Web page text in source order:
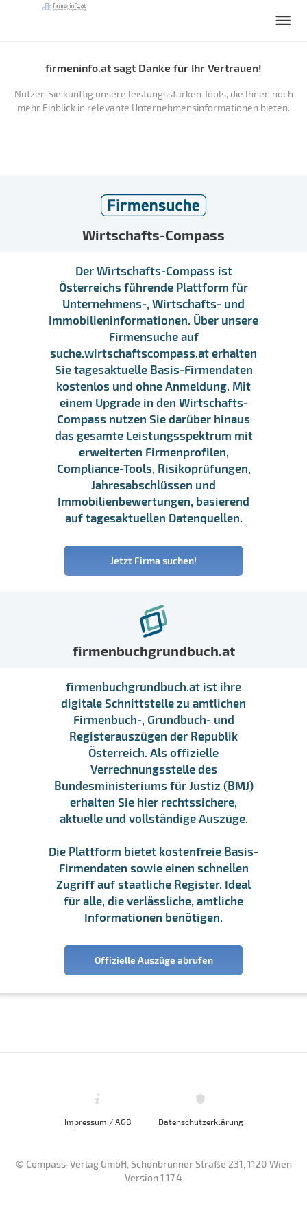
firmeninfo.at sagt Danke für Ihr Vertrauen!
Nutzen Sie künftig unsere leistungsstarken Tools, die Ihnen noch
mehr Einblick in relevante Unternehmensinformationen bieten.
Wirtschafts-Compass
Der Wirtschafts-Compass ist
Österreichs führende Plattform für
Unternehmens-, Wirtschafts- und
Immobilieninformationen. Über unsere
Firmensuche auf
suche.wirtschaftscompass.at erhalten
Sie tagesaktuelle Basis-Firmendaten
kostenlos und ohne Anmeldung. Mit
einem Upgrade in den Wirtschafts-
Compass nutzen Sie darüber hinaus
das gesamte Leistungsspektrum mit
erweiterten Firmenprofilen,
Compliance-Tools, Risikoprüfungen,
Jahresabschlüssen und
Immobilienbewertungen, basierend
auf tagesaktuellen Datenquellen.
Jetzt Firma suchen!
firmenbuchgrundbuch.at
firmenbuchgrundbuch.at ist ihre
digitale Schnittstelle zu amtlichen
Firmenbuch-, Grundbuch- und
Registerauszügen der Republik
Österreich. Als offizielle
Verrechnungsstelle des
Bundesministeriums für Justiz (BMJ)
erhalten Sie hier rechtssichere,
aktuelle und vollständige Auszüge.
Die Plattform bietet kostenfreie Basis-
Firmendaten sowie einen schnellen
Zugriff auf staatliche Register. Ideal
für alle, die verlässliche, amtliche
Informationen benötigen.
Offizielle Auszüge abrufen
Impressum / AGB Datenschutzerklärung
© Compass-Verlag GmbH, Schönbrunner Straße 231, 1120 Wien
Version 1.17.4